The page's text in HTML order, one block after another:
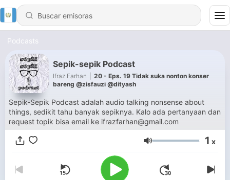
Podcasts
Sepik-sepik Podcast
Ifraz Farhan
20 - Eps. 19 Tidak suka nonton konser
bareng @zisfauzi @dityash
Sepik-Sepik Podcast adalah audio talking nonsense about
things, sedikit tahu banyak sepiknya. Kalo ada pertanyaan dan
request topik bisa email ke ifrazfarhan@gmail.com
Volumen 1 x